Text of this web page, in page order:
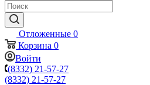
Отложенные 0
Корзина 0
Войти
(8332) 21-57-27
(8332) 21-57-27